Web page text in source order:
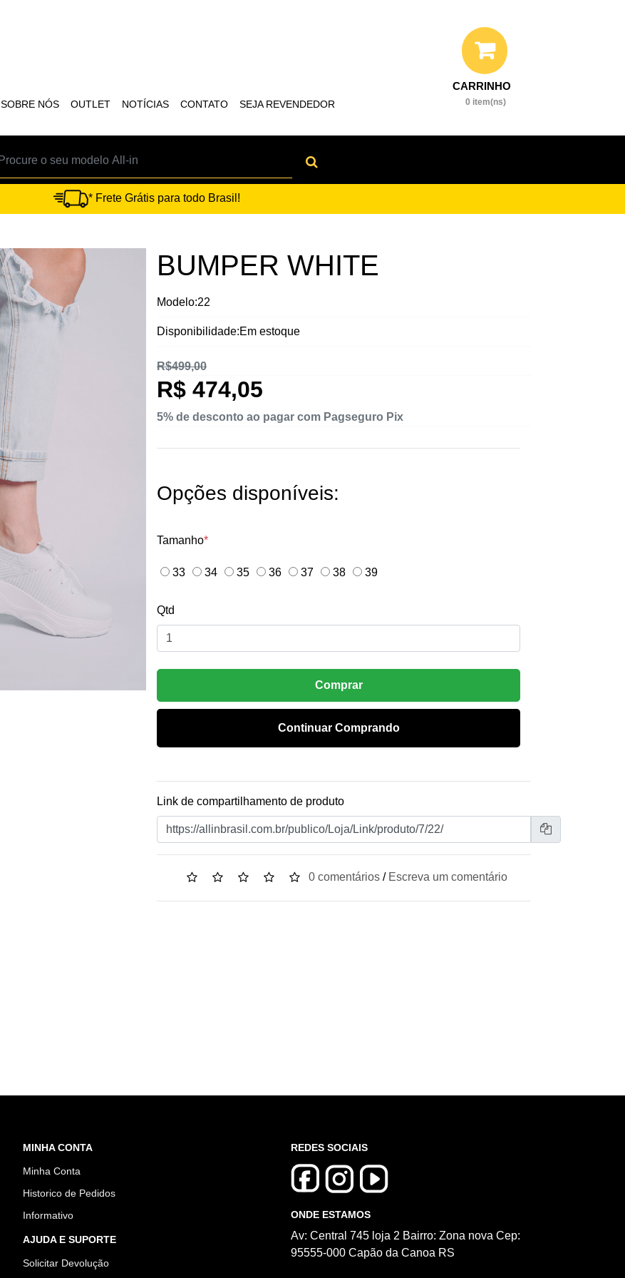
SOBRE NÓS OUTLET NOTÍCIAS CONTATO SEJA REVENDEDOR 0 item(ns)
* Frete Grátis para todo Brasil!
BUMPER WHITE
Modelo:22
Disponibilidade:Em estoque
R$499,00
R$ 474,05
5% de desconto ao pagar com Pagseguro Pix
Opções disponíveis:
Tamanho*
33 34 35 36 37 38 39
Qtd
Comprar
Continuar Comprando
Link de compartilhamento de produto
0 comentários / Escreva um comentário
MINHA CONTA
Minha Conta
Historico de Pedidos
Informativo
AJUDA E SUPORTE
Solicitar Devolução
REDES SOCIAIS
ONDE ESTAMOS
Av: Central 745 loja 2 Bairro: Zona nova Cep:
95555-000 Capão da Canoa RS